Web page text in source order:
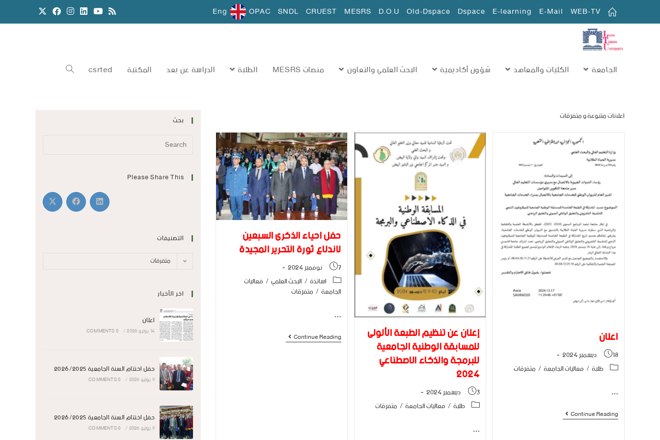
WEB-TV
E-Mail
E-learning
Dspace
Old-Dspace
D.O.U
MESRS
CRUEST
SNDL
OPAC
Eng
الجامعة الكليات والمعاهد شؤون أكاديمية البحث العلمي والتعاون منصات MESRS الطلبة الدراسة عن بعد المكتبة csrted
بحث
Please Share This
التصنيفات
متفرقات
اخر الأخبار
اعلان
14 يوليو 2026 /
0 COMMENTS
حفل اختتام السنة الجامعية 2026/2025
9 يوليو 2026 /
0 COMMENTS
حفل اختتام السنة الجامعية 2026/2025
9 يوليو 2026 /
0 COMMENTS
اعلانات متنوعة و متفرقات
اعلان
18 ديسمبر 2024
طلبة/ فعاليات الجامعة/ متفرقات
…
Continue Reading
إعلان عن تنظيم الطبعة الألولى
للمسابقة الوطنية الجامعية
للبرمجة والذكاء الإصطناعي
2024
3 ديسمبر 2024
طلبة/ فعاليات الجامعة/ متفرقات
…
حفل احياء الذكرى السبعين
لإندلاع ثورة التحرير المجيدة
7 نوفمبر 2024
اساتذة/ البحث العلمي/ فعاليات
الجامعة/ متفرقات
…
Continue Reading